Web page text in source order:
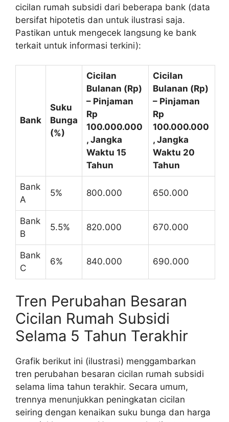
cicilan rumah subsidi dari beberapa bank (data
bersifat hipotetis dan untuk ilustrasi saja.
Pastikan untuk mengecek langsung ke bank
terkait untuk informasi terkini):
Bank
Suku
Bunga
(%)
Cicilan
Bulanan (Rp)
– Pinjaman
Rp
100.000.000
, Jangka
Waktu 15
Tahun
Cicilan
Bulanan (Rp)
– Pinjaman
Rp
100.000.000
, Jangka
Waktu 20
Tahun
Bank
A
5% 800.000 650.000
Bank
B
5.5% 820.000 670.000
Bank
C
6% 840.000 690.000
Tren Perubahan Besaran
Cicilan Rumah Subsidi
Selama 5 Tahun Terakhir
Grafik berikut ini (ilustrasi) menggambarkan
tren perubahan besaran cicilan rumah subsidi
selama lima tahun terakhir. Secara umum,
trennya menunjukkan peningkatan cicilan
seiring dengan kenaikan suku bunga dan harga